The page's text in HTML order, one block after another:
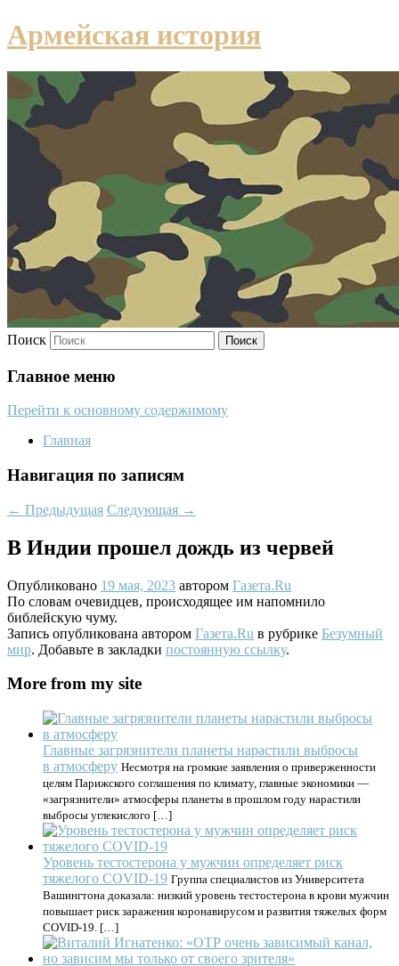
Армейская история
Поиск
Главное меню
Перейти к основному содержимому
Главная
Навигация по записям
← Предыдущая Следующая →
В Индии прошел дождь из червей
Опубликовано 19 мая, 2023 автором Газета.Ru
По словам очевидцев, происходящее им напомнило
библейскую чуму.
Запись опубликована автором Газета.Ru в рубрике Безумный
мир. Добавьте в закладки постоянную ссылку.
More from my site
Главные загрязнители планеты нарастили выбросы
в атмосферу Несмотря на громкие заявления о приверженности
целям Парижского соглашения по климату, главные экономики —
«загрязнители» атмосферы планеты в прошлом году нарастили
выбросы углекислого […]
Уровень тестостерона у мужчин определяет риск
тяжелого COVID-19 Группа специалистов из Университета
Вашингтона доказала: низкий уровень тестостерона в крови мужчин
повышает риск заражения коронавирусом и развития тяжелых форм
COVID-19. […]